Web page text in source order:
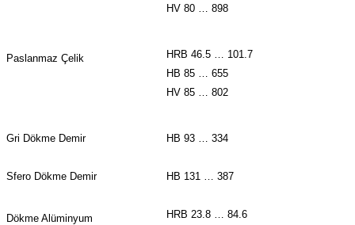
HV 80 … 898
Paslanmaz Çelik
HRB 46.5 … 101.7
HB 85 … 655
HV 85 … 802
Gri Dökme Demir HB 93 … 334
Sfero Dökme Demir HB 131 … 387
Dökme Alüminyum
HRB 23.8 … 84.6